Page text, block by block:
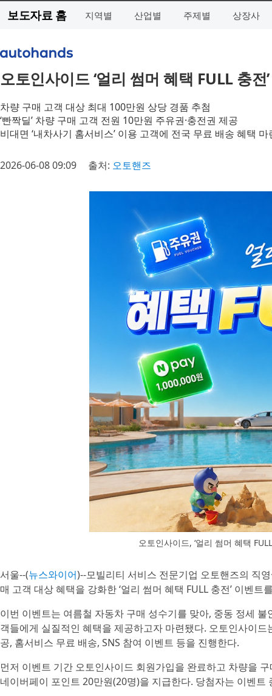
보도자료 홈 지역별 산업별 주제별 상장사
오토인사이드 ‘얼리 썸머 혜택 FULL 충전
차량 구매 고객 대상 최대 100만원 상당 경품 추첨
‘빤짝딜’ 차량 구매 고객 전원 10만원 주유권·충전권 제공
비대면 ‘내차사기 홈서비스’ 이용 고객에 전국 무료 배송 혜택 마
2026-06-08 09:09 출처: 오토핸즈
오토인사이드, ‘얼리 썸머 혜택
서울--(뉴스와이어)--모빌리티 서비스 전문기업 오토핸즈의 직
매 고객 대상 혜택을 강화한 ‘얼리 썸머 혜택 FULL 충전’ 이벤
이번 이벤트는 여름철 자동차 구매 성수기를 맞아, 중동 정세
객들에게 실질적인 혜택을 제공하고자 마련됐다. 오토인사이
공, 홈서비스 무료 배송, SNS 참여 이벤트 등을 진행한다.
먼저 이벤트 기간 오토인사이드 회원가입을 완료하고 차량을
네이버페이 포인트 20만원(20명)을 지급한다. 당첨자는 이벤트